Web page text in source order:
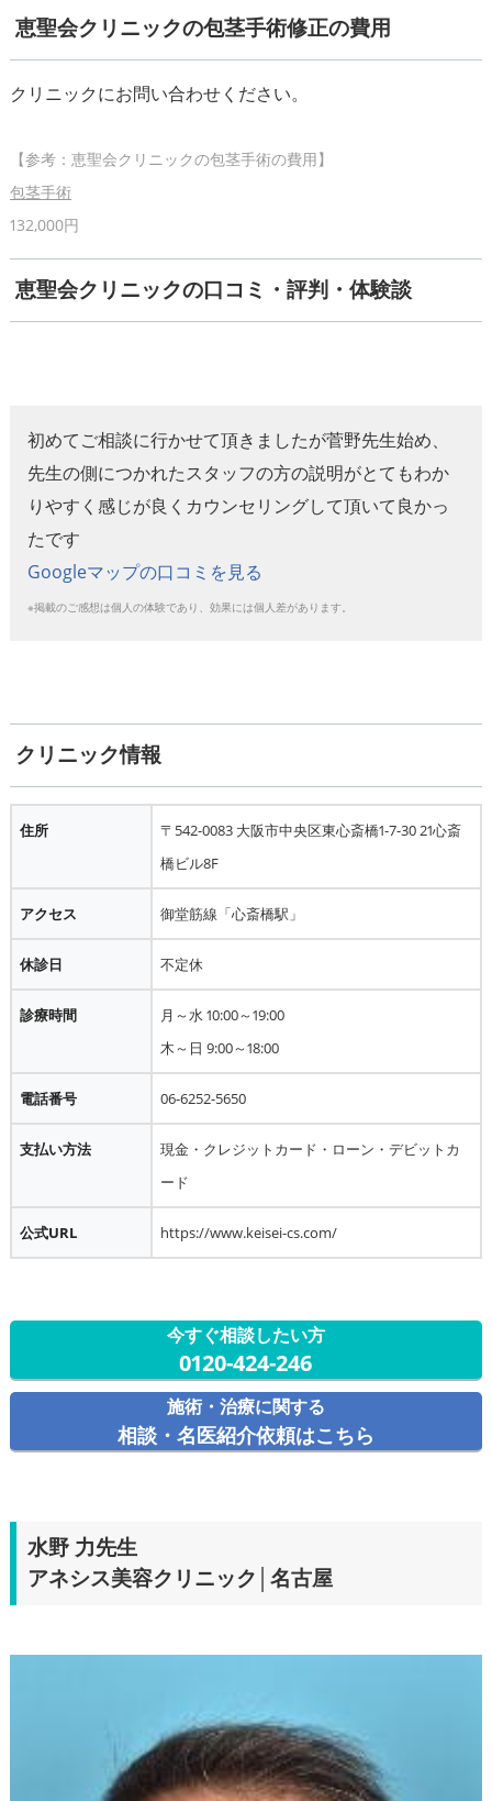
恵聖会クリニックの包茎手術修正の費用
包茎手術
恵聖会クリニックの口コミ・評判・体験談
初めてご相談に行かせて頂きましたが菅野先生始め、
先生の側につかれたスタッフの方の説明がとてもわか
りやすく感じが良くカウンセリングして頂いて良かっ
たです
Googleマップの口コミを見る
※掲載のご感想は個人の体験であり、効果には個人差があります。
クリニック情報
住所
〒542-0083 大阪市中央区東心斎橋1-7-30 21心斎
橋ビル8F
アクセス 御堂筋線「心斎橋駅」
休診日 不定休
診療時間
月～水 10:00～19:00
木～日 9:00～18:00
電話番号 06-6252-5650
支払い方法
現金・クレジットカード・ローン・デビットカ
ード
公式URL https://www.keisei-cs.com/
今すぐ相談したい方
0120-424-246
施術・治療に関する
相談・名医紹介依頼はこちら
水野 力先生
アネシス美容クリニック│名古屋